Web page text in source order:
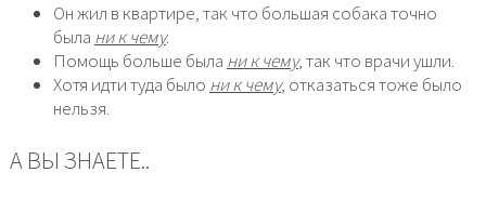
Он жил в квартире, так что большая собака точно
была ни к чему.
Помощь больше была ни к чему, так что врачи ушли.
Хотя идти туда было ни к чему, отказаться тоже было
нельзя.
А ВЫ ЗНАЕТЕ..